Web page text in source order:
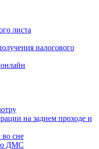
листа
налогового
на заднем проходе и
во сне
ДМС